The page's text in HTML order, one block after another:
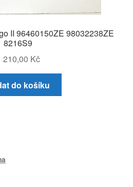
II 96460150ZE 98032238ZE
8216S9
210,00 Kč
do košíku